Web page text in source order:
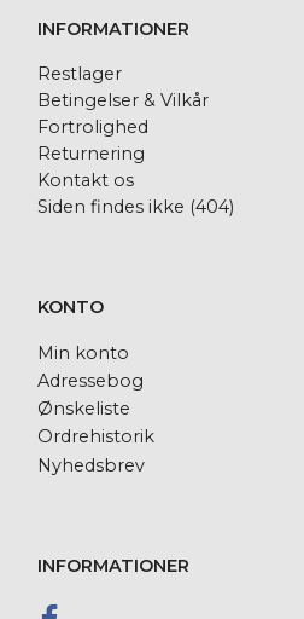
INFORMATIONER
Restlager
Betingelser & Vilkår
Fortrolighed
Returnering
Kontakt os
Siden findes ikke (404)
KONTO
Min konto
Adressebog
Ønskeliste
Ordrehistorik
Nyhedsbrev
INFORMATIONER